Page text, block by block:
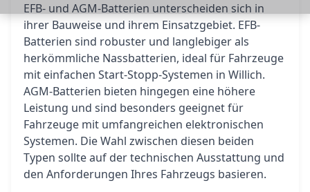
EFB- und AGM-Batterien unterscheiden sich in
ihrer Bauweise und ihrem Einsatzgebiet. EFB-
Batterien sind robuster und langlebiger als
herkömmliche Nassbatterien, ideal für Fahrzeuge
mit einfachen Start-Stopp-Systemen in Willich.
AGM-Batterien bieten hingegen eine höhere
Leistung und sind besonders geeignet für
Fahrzeuge mit umfangreichen elektronischen
Systemen. Die Wahl zwischen diesen beiden
Typen sollte auf der technischen Ausstattung und
den Anforderungen Ihres Fahrzeugs basieren.